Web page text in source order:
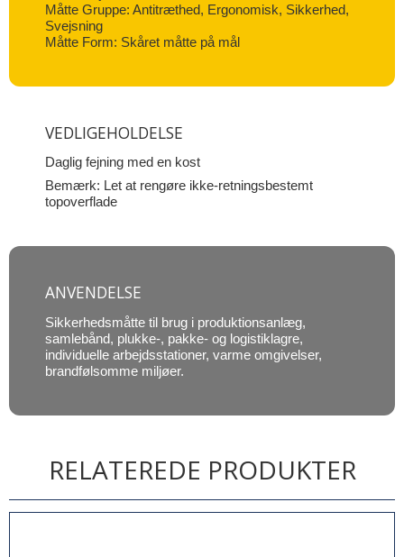
Måtte Gruppe: Antitræthed, Ergonomisk, Sikkerhed,
Svejsning
Måtte Form: Skåret måtte på mål
VEDLIGEHOLDELSE
Daglig fejning med en kost
Bemærk: Let at rengøre ikke-retningsbestemt
topoverflade
ANVENDELSE
Sikkerhedsmåtte til brug i produktionsanlæg,
samlebånd, plukke-, pakke- og logistiklagre,
individuelle arbejdsstationer, varme omgivelser,
brandfølsomme miljøer.
RELATEREDE PRODUKTER